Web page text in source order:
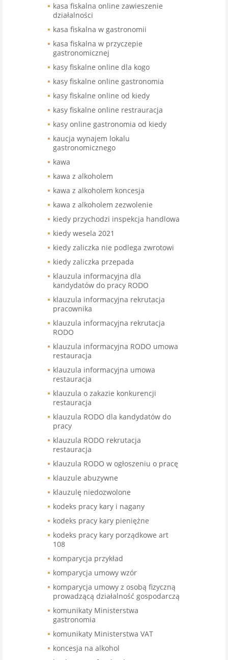
kasa fiskalna online zawieszenie
działalności
kasa fiskalna w gastronomii
kasa fiskalna w przyczepie
gastronomicznej
kasy fiskalne online dla kogo
kasy fiskalne online gastronomia
kasy fiskalne online od kiedy
kasy fiskalne online restrauracja
kasy online gastronomia od kiedy
kaucja wynajem lokalu
gastronomicznego
kawa
kawa z alkoholem
kawa z alkoholem koncesja
kawa z alkoholem zezwolenie
kiedy przychodzi inspekcja handlowa
kiedy wesela 2021
kiedy zaliczka nie podlega zwrotowi
kiedy zaliczka przepada
klauzula informacyjna dla
kandydatów do pracy RODO
klauzula informacyjna rekrutacja
pracownika
klauzula informacyjna rekrutacja
RODO
klauzula informacyjna RODO umowa
restauracja
klauzula informacyjna umowa
restauracja
klauzula o zakazie konkurencji
restauracja
klauzula RODO dla kandydatów do
pracy
klauzula RODO rekrutacja
restauracja
klauzula RODO w ogłoszeniu o pracę
klauzule abuzywne
klauzulę niedozwolone
kodeks pracy kary i nagany
kodeks pracy kary pieniężne
kodeks pracy kary porządkowe art
108
komparycja przykład
komparycja umowy wzór
komparycja umowy z osobą fizyczną
prowadzącą działalność gospodarczą
komunikaty Ministerstwa
gastronomia
komunikaty Ministerstwa VAT
koncesja na alkohol